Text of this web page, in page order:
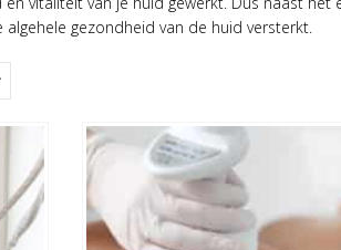
gezondheid van de huid versterkt.